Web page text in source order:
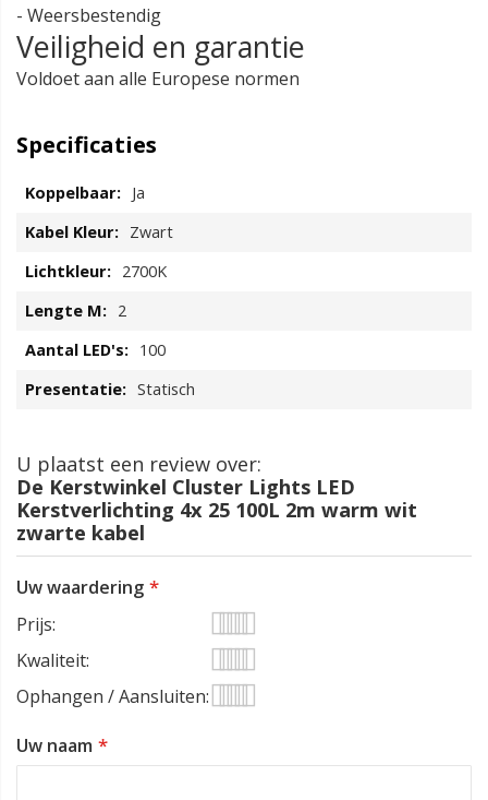
- Weersbestendig
Veiligheid en garantie
Voldoet aan alle Europese normen
Specificaties
Ja
Zwart
2700K
2
100
Statisch
U plaatst een review over:
De Kerstwinkel Cluster Lights LED
Kerstverlichting 4x 25 100L 2m warm wit
zwarte kabel
Uw waardering
Prijs
1
star
2
stars
3
stars
4
stars
5
stars
Kwaliteit
1
2
3
4
5
Ophangen / Aansluiten
Uw naam